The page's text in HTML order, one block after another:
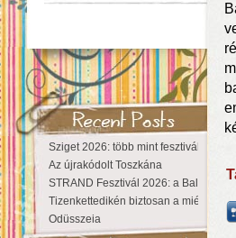
Sziget 2026: több mint fesztivál, egy
Az újrakódolt Toszkána
STRAND Fesztivál 2026: a Balaton
Tizenkettedikén biztosan a miénk a
Odüsszeia